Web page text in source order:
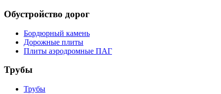
Обустройство дорог
Бордюрный камень
Дорожные плиты
Плиты аэродромные ПАГ
Трубы
Трубы